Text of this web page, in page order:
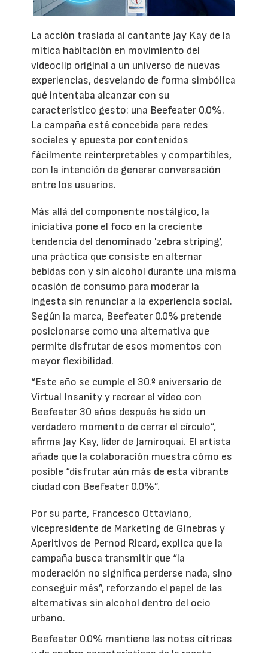
La acción traslada al cantante Jay Kay de la
mítica habitación en movimiento del
videoclip original a un universo de nuevas
experiencias, desvelando de forma simbólica
qué intentaba alcanzar con su
característico gesto: una Beefeater 0.0%.
La campaña está concebida para redes
sociales y apuesta por contenidos
fácilmente reinterpretables y compartibles,
con la intención de generar conversación
entre los usuarios.
Más allá del componente nostálgico, la
iniciativa pone el foco en la creciente
tendencia del denominado 'zebra striping',
una práctica que consiste en alternar
bebidas con y sin alcohol durante una misma
ocasión de consumo para moderar la
ingesta sin renunciar a la experiencia social.
Según la marca, Beefeater 0.0% pretende
posicionarse como una alternativa que
permite disfrutar de esos momentos con
mayor flexibilidad.
“Este año se cumple el 30.º aniversario de
Virtual Insanity y recrear el vídeo con
Beefeater 30 años después ha sido un
verdadero momento de cerrar el círculo”,
afirma Jay Kay, líder de Jamiroquai. El artista
añade que la colaboración muestra cómo es
posible “disfrutar aún más de esta vibrante
ciudad con Beefeater 0.0%”.
Por su parte, Francesco Ottaviano,
vicepresidente de Marketing de Ginebras y
Aperitivos de Pernod Ricard, explica que la
campaña busca transmitir que “la
moderación no significa perderse nada, sino
conseguir más”, reforzando el papel de las
alternativas sin alcohol dentro del ocio
urbano.
Beefeater 0.0% mantiene las notas cítricas